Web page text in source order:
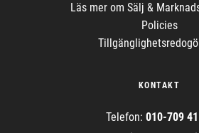
Läs mer om Sälj &
Policies
KONTAKT
Telefon: 010-709